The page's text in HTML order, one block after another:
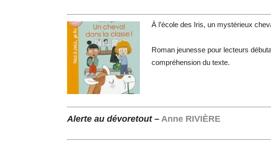
À l’école des Iris, un mystérieux
Roman jeunesse pour lecteurs
compréhension du texte.
Alerte au dévoretout – Anne RIVIÈRE